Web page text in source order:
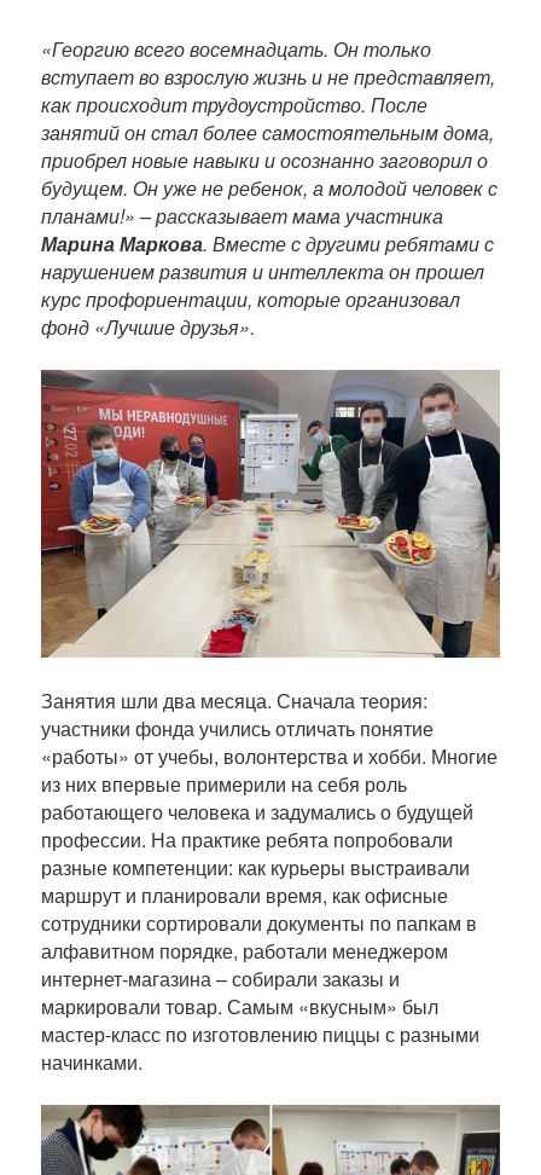
л
н
ы
й
т
е
к
с
т
п
у
б
л
и
к
а
ц
и
«Георгию всего восемнадцать. Он только
вступает во взрослую жизнь и не представляет,
как происходит трудоустройство. После
занятий он стал более самостоятельным дома,
приобрел новые навыки и осознанно заговорил о
будущем. Он уже не ребенок, а молодой человек с
планами!» – рассказывает мама участника
Марина Маркова. Вместе с другими ребятами с
нарушением развития и интеллекта он прошел
курс профориентации, которые организовал
фонд «Лучшие друзья».
Занятия шли два месяца. Сначала теория:
участники фонда учились отличать понятие
«работы» от учебы, волонтерства и хобби. Многие
из них впервые примерили на себя роль
работающего человека и задумались о будущей
профессии. На практике ребята попробовали
разные компетенции: как курьеры выстраивали
маршрут и планировали время, как офисные
сотрудники сортировали документы по папкам в
алфавитном порядке, работали менеджером
интернет-магазина – собирали заказы и
маркировали товар. Самым «вкусным» был
мастер-класс по изготовлению пиццы с разными
начинками.